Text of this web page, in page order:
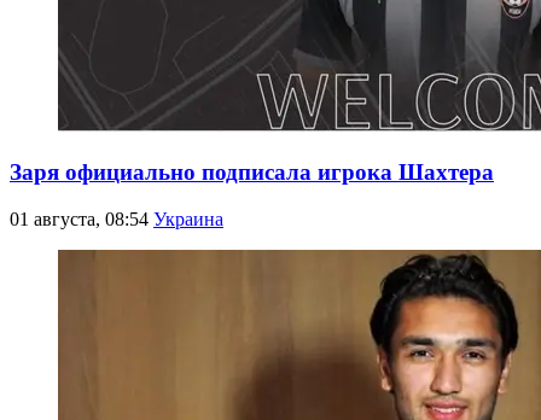
Заря официально подписала игрока Шахтера
01 августа, 08:54 Украина